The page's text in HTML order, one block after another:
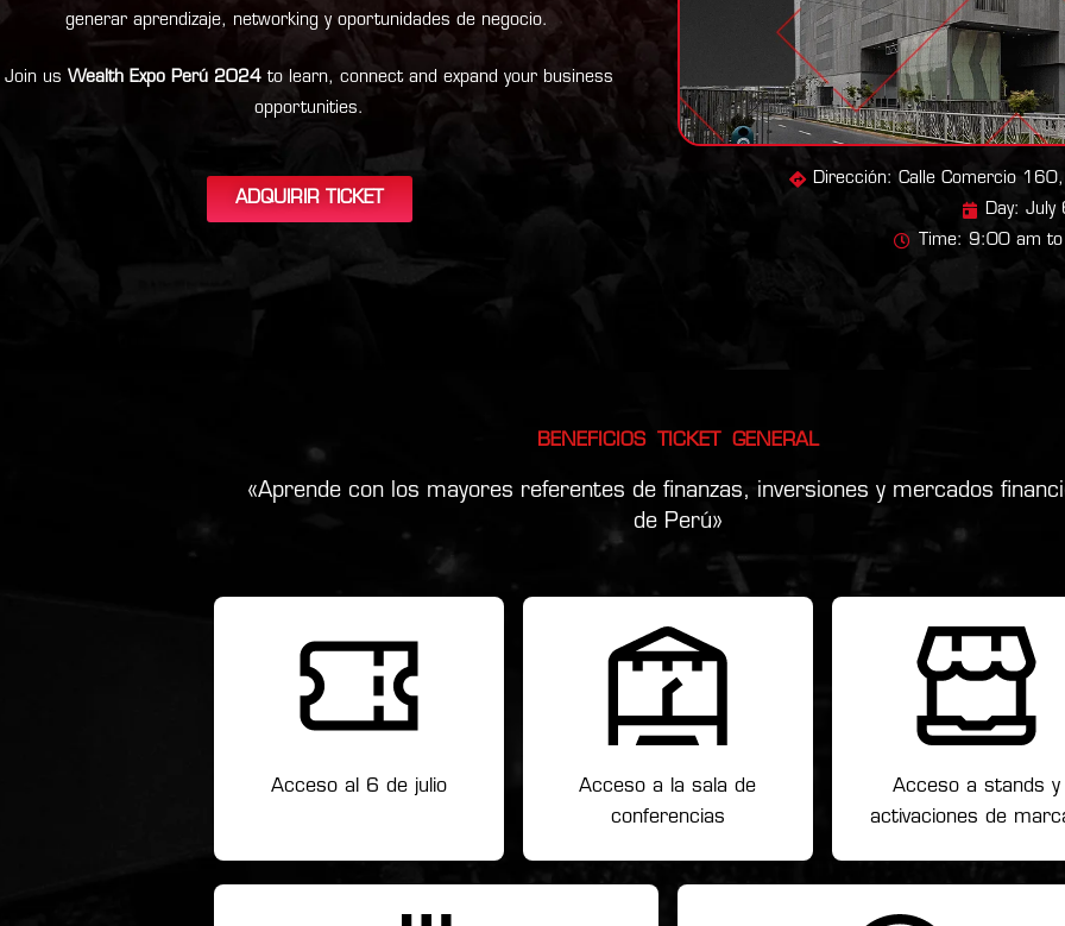
generar aprendizaje, networking y oportunidades de negocio.
Join us Wealth Expo Perú 2024 to learn, connect and expand your business
opportunities.
ADQUIRIR TICKET
Dirección: Calle Comercio
Day: July
Time: 9:00 am
BENEFICIOS TICKET GENERAL
«Aprende con los mayores referentes de finanzas, inversiones y mercados
de Perú»
Acceso al 6 de julio
Acceso a la sala de
conferencias
Acceso a stands y
activaciones de